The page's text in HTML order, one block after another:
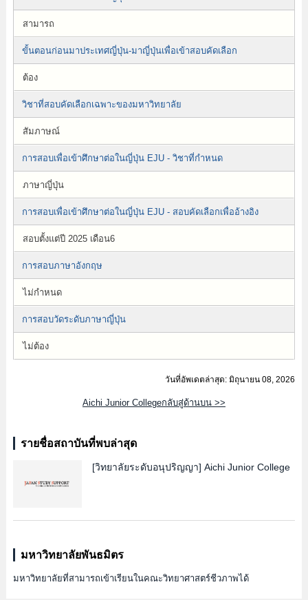
สามารถ
ขั้นตอนก่อนมาประเทศญี่ปุ่น-มาญี่ปุ่นเพื่อเข้าสอบคัดเลือก
ต้อง
วิชาที่สอบคัดเลือกเฉพาะของมหาวิทยาลัย
สัมภาษณ์
การสอบเพื่อเข้าศึกษาต่อในญี่ปุ่น EJU - วิชาที่กำหนด
ภาษาญี่ปุ่น
การสอบเพื่อเข้าศึกษาต่อในญี่ปุ่น EJU - สอบคัดเลือกเพื่ออ้างอิง
สอบตั้งแต่ปี 2025 เดือน6
การสอบภาษาอังกฤษ
ไม่กำหนด
การสอบวัดระดับภาษาญี่ปุ่น
ไม่ต้อง
วันที่อัพเดตล่าสุด: มิถุนายน 08, 2026
Aichi Junior Collegeกลับสู่ด้านบน >>
รายชื่อสถาบันที่พบล่าสุด
[วิทยาลัยระดับอนุปริญญา] Aichi Junior College
มหาวิทยาลัยพันธมิตร
มหาวิทยาลัยที่สามารถเข้าเรียนในคณะวิทยาศาสตร์ชีวภาพได้